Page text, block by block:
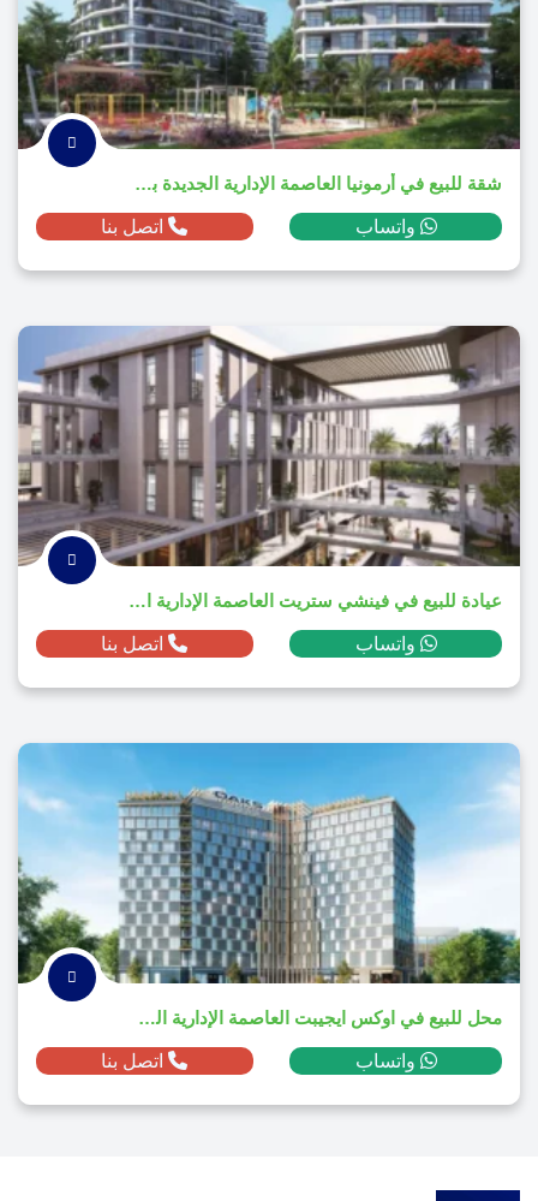
شقة للبيع في أرمونيا العاصمة الإدارية الجديدة بمساحة 206م² ومقدم 479,450 ج.م
واتساب اتصل بنا
عيادة للبيع في فينشي ستريت العاصمة الإدارية الجديدة بمساحة 82م² ومقدم 646,574 ج.م
واتساب اتصل بنا
محل للبيع في اوكس ايجيبت العاصمة الإدارية الجديدة بمساحة 187م² ومقدم 11,014,290 ج.م
واتساب اتصل بنا